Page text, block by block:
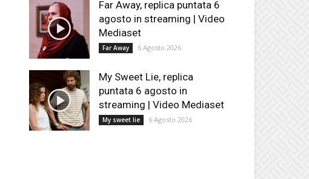
Far Away, replica puntata 6
agosto in streaming | Video
Mediaset
Far Away 6 Agosto 2026
My Sweet Lie, replica
puntata 6 agosto in
streaming | Video Mediaset
My sweet lie 6 Agosto 2026